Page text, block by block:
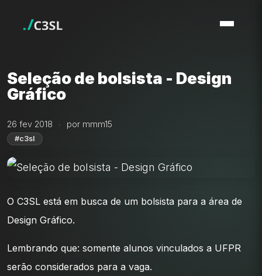
Seleção de bolsista - Design
Gráfico
26 fev 2018 por mmm15
#c3sl
O C3SL está em busca de um bolsista para a área de
Design Gráfico.
Lembrando que: somente alunos vinculados a UFPR
serão considerados para a vaga.